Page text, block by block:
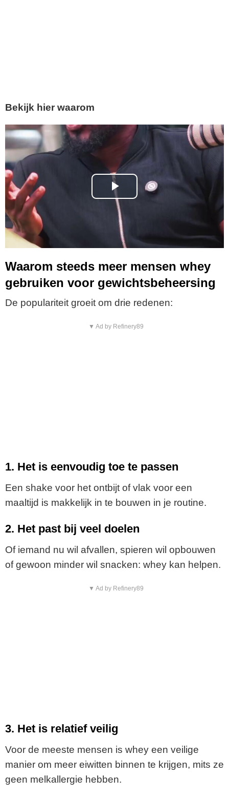
Bekijk hier waarom
P
l
a
y
V
Waarom steeds meer mensen whey
gebruiken voor gewichtsbeheersing
De populariteit groeit om drie redenen:
▼ Ad by Refinery89
1. Het is eenvoudig toe te passen
Een shake voor het ontbijt of vlak voor een
maaltijd is makkelijk in te bouwen in je routine.
2. Het past bij veel doelen
Of iemand nu wil afvallen, spieren wil opbouwen
of gewoon minder wil snacken: whey kan helpen.
▼ Ad by Refinery89
3. Het is relatief veilig
Voor de meeste mensen is whey een veilige
manier om meer eiwitten binnen te krijgen, mits ze
geen melkallergie hebben.